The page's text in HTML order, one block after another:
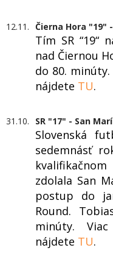
12.11. Čierna Hora "19"
Tím SR “19“
nad Čiernou
do 80.
nájdete TU.
31.10. SR "17" - San
Slovenská
sedemnásť
zdolala San
postup do
Round.
minúty.
nájdete TU.